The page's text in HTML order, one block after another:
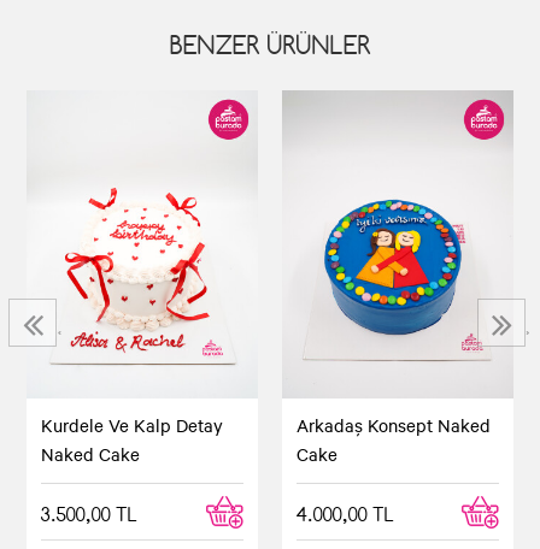
BENZER ÜRÜNLER
Kurdele Ve Kalp Detay
Naked Cake
3.500,00 TL
Arkadaş Konsept Naked
Cake
4.000,00 TL
‹ ›